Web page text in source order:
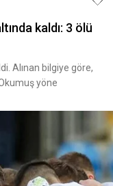
kaldı: 3 ölü
Alınan bilgiye göre,
yöne